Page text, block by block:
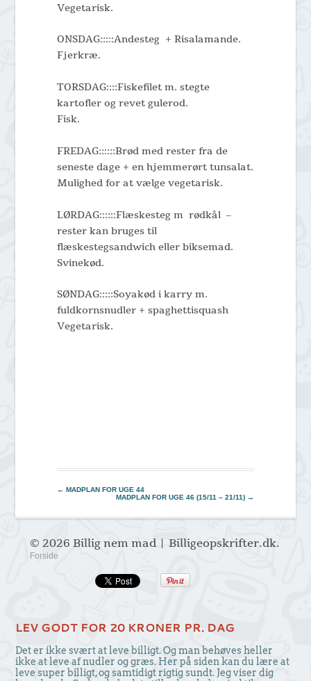
Vegetarisk.
ONSDAG:::::Andesteg + Risalamande.
Fjerkræ.
TORSDAG::::Fiskefilet m. stegte
kartofler og revet gulerod.
Fisk.
FREDAG::::::Brød med rester fra de
seneste dage + en hjemmerørt tunsalat.
Mulighed for at vælge vegetarisk.
LØRDAG::::::Flæskesteg m rødkål –
rester kan bruges til
flæskestegsandwich eller biksemad.
Svinekød.
SØNDAG:::::Soyakød i karry m.
fuldkornsnudler + spaghettisquash
Vegetarisk.
← MADPLAN FOR UGE 44
MADPLAN FOR UGE 46 (15/11 – 21/11) →
© 2026 Billig nem mad | Billigeopskrifter.dk.
Forside
LEV GODT FOR 20 KRONER PR. DAG
Det er ikke svært at leve billigt. Og man behøves heller
ikke at leve af nudler og græs. Her på siden kan du lære at
leve super billigt, og samtidigt rigtig sundt. Jeg viser dig